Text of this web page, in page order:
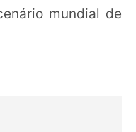
mundial de